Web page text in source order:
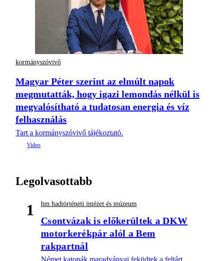
kormányszóvivő
Magyar Péter szerint az elmúlt napok
megmutatták, hogy igazi lemondás nélkül is
megvalósítható a tudatosan energia és víz
felhasználás
Tart a kormányszóvivő tájékoztató.
Legolvasottabb
1 hm hadtörténeti intézet és múzeum
Csontvázak is előkerültek a DKW
motorkerékpár alól a Bem
rakpartnál
Német katonák maradványai feküdtek a feltárt